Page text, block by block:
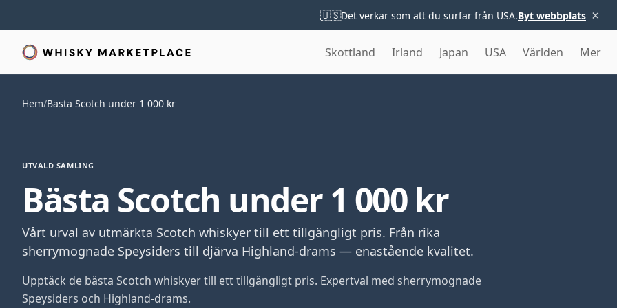
🇺🇸Det verkar som att du surfar från USA.Byt webbplats ×
Skottland Irland Japan USA Världen Mer
Hem/Bästa Scotch under 1 000 kr
UTVALD SAMLING
Bästa Scotch under 1 000 kr
Vårt urval av utmärkta Scotch whiskyer till ett tillgängligt pris. Från rika
sherrymognade Speysiders till djärva Highland-drams — enastående kvalitet.
Upptäck de bästa Scotch whiskyer till ett tillgängligt pris. Expertval med sherrymognade
Speysiders och Highland-drams.